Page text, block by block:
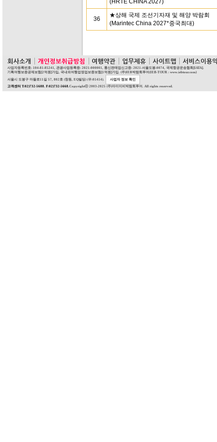
(HRTE CHINA 2027)
36
★상해 국제 조선기자재 및 해양 박람회
(Marintec China 2027*중국최대)
사업자등록번호: 104-81-85241, 관광사업등록증: 2021-000001, 통신판매업신고증: 2021-서울도봉-0074, 국제항공운송협회[IATA].
기획여행보증공제보험[2억원]가입, 국내외여행업영업보증보험[1억원]가입. (주)IEB박람회투어(IEB-TOUR : www.iebtour.com)
서울시 도봉구 마들로11길 57, 802호 (창동, EQ빌딩) (우:01414).
사업자 정보 확인
고객센터 T:02)732-5688. F:02)732-5668.Copyrightⓒ 2003-2025 (주)아이이비박람회투어. All rights reserved.